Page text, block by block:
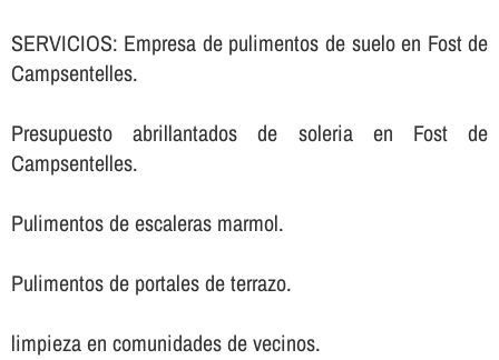
SERVICIOS: Empresa de pulimentos de suelo en Fost de
Campsentelles.
Presupuesto abrillantados de soleria en Fost de
Campsentelles.
Pulimentos de escaleras marmol.
Pulimentos de portales de terrazo.
limpieza en comunidades de vecinos.